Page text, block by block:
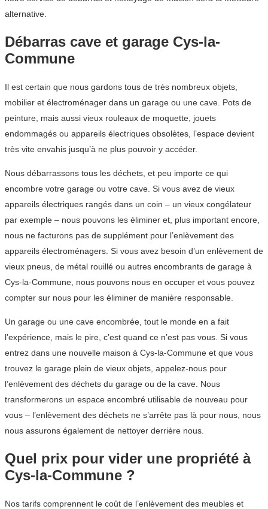
alternative.
Débarras cave et garage Cys-la-
Commune
Il est certain que nous gardons tous de très nombreux objets,
mobilier et électroménager dans un garage ou une cave. Pots de
peinture, mais aussi vieux rouleaux de moquette, jouets
endommagés ou appareils électriques obsolètes, l’espace devient
très vite envahis jusqu’à ne plus pouvoir y accéder.
Nous débarrassons tous les déchets, et peu importe ce qui
encombre votre garage ou votre cave. Si vous avez de vieux
appareils électriques rangés dans un coin – un vieux congélateur
par exemple – nous pouvons les éliminer et, plus important encore,
nous ne facturons pas de supplément pour l’enlèvement des
appareils électroménagers. Si vous avez besoin d’un enlèvement de
vieux pneus, de métal rouillé ou autres encombrants de garage à
Cys-la-Commune, nous pouvons nous en occuper et vous pouvez
compter sur nous pour les éliminer de manière responsable.
Un garage ou une cave encombrée, tout le monde en a fait
l’expérience, mais le pire, c’est quand ce n’est pas vous. Si vous
entrez dans une nouvelle maison à Cys-la-Commune et que vous
trouvez le garage plein de vieux objets, appelez-nous pour
l’enlèvement des déchets du garage ou de la cave. Nous
transformerons un espace encombré utilisable de nouveau pour
vous – l’enlèvement des déchets ne s’arrête pas là pour nous, nous
nous assurons également de nettoyer derrière nous.
Quel prix pour vider une propriété à
Cys-la-Commune ?
Nos tarifs comprennent le coût de l’enlèvement des meubles et